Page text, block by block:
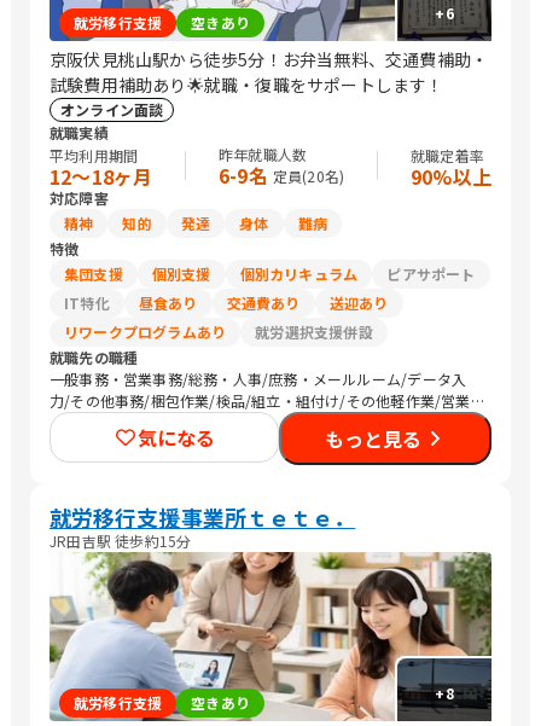
+6
就労移行支援 空きあり
京阪伏見桃山駅から徒歩5分！お弁当無料、交通費補助・
試験費用補助あり🌟就職・復職をサポートします！
オンライン面談
就職実績
平均利用期間
12〜18ヶ月
昨年就職人数
6-9名 定員(20名)
就職定着率
90%以上
対応障害
精神
知的 発達 身体
難病
特徴
集団支援
個別支援 個別カリキュラム
ピアサポート
IT特化
昼食あり 交通費あり
送迎あり
リワークプログラムあり
就労選択支援併設
就職先の職種
一般事務・営業事務/総務・人事/庶務・メールルーム/データ入
力/その他事務/梱包作業/検品/組立・組付け/その他軽作業/営業
（個人向け）/販売スタッフ・接客/SEプログラマ/介護職員・ヘル
パー/医療関連職/清掃/その他
気になる もっと見る
就労移行支援事業所ｔｅｔｅ．
JR田吉駅 徒歩約15分
+8
就労移行支援 空きあり